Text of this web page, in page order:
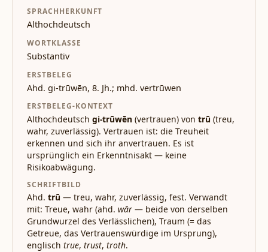
SPRACHHERKUNFT
Althochdeutsch
WORTKLASSE
Substantiv
ERSTBELEG
Ahd. gi-trūwēn, 8. Jh.; mhd. vertrūwen
ERSTBELEG-KONTEXT
Althochdeutsch gi-trūwēn (vertrauen) von trū (treu,
wahr, zuverlässig). Vertrauen ist: die Treuheit
erkennen und sich ihr anvertrauen. Es ist
ursprünglich ein Erkenntnisakt — keine
Risikoabwägung.
SCHRIFTBILD
Ahd. trū — treu, wahr, zuverlässig, fest. Verwandt
mit: Treue, wahr (ahd. wār — beide von derselben
Grundwurzel des Verlässlichen), Traum (= das
Getreue, das Vertrauenswürdige im Ursprung),
englisch true, trust, troth.